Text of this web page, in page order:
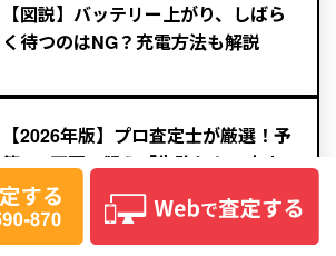
【図説】バッテリー上がり、しばら
く待つのはNG？充電方法も解説
【2026年版】プロ査定士が厳選！予
算150万円で狙う「失敗しない中古
車」ランキング